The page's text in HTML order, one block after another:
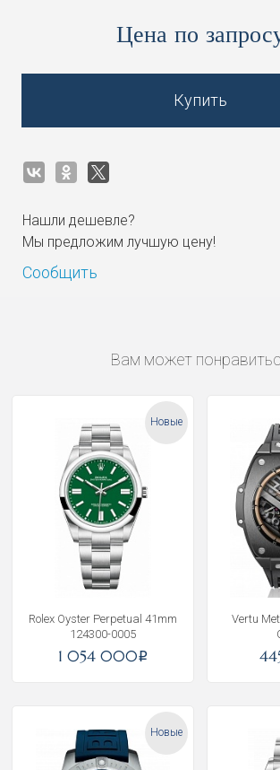
Цена по
Купить
Нашли дешевле?
Мы предложим лучшую цену!
Сообщить
Вам может
Новые
Rolex Oyster Perpetual 41mm
124300-0005
1 054 000i
Vertu
Новые